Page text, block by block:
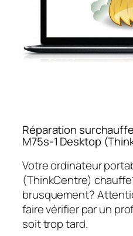
Réparation
M75s-1 Desktop
Votre ordinateur
(ThinkCentre)
brusquement?
faire vérifier par un
soit trop tard.